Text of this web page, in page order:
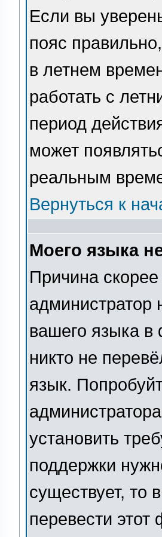
Если вы
пояс
в летнем
работать с
период
может
реальным
Вернуться к
Моего языка
Причина скорее
администратор
вашего языка
никто не
язык.
установить
поддержки
существует, то
перевести